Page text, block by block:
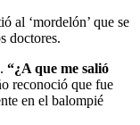
al ‘mordelón’ que se
doctores.
“¿A que me salió
reconoció que fue
en el balompié